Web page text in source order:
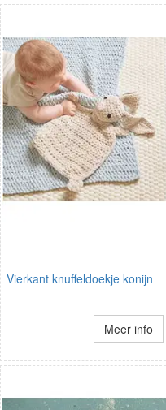
Vierkant knuffeldoekje konijn
Meer info